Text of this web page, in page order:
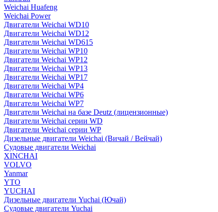
Weichai Huafeng
Weichai Power
Двигатели Weichai WD10
Двигатели Weichai WD12
Двигатели Weichai WD615
Двигатели Weichai WP10
Двигатели Weichai WP12
Двигатели Weichai WP13
Двигатели Weichai WP17
Двигатели Weichai WP4
Двигатели Weichai WP6
Двигатели Weichai WP7
Двигатели Weichai на базе Deutz (лицензионные)
Двигатели Weichai серии WD
Двигатели Weichai серии WP
Дизельные двигатели Weichai (Вичай / Вейчай)
Судовые двигатели Weichai
XINCHAI
VOLVO
Yanmar
YTO
YUCHAI
Дизельные двигатели Yuchai (Ючай)
Судовые двигатели Yuchai